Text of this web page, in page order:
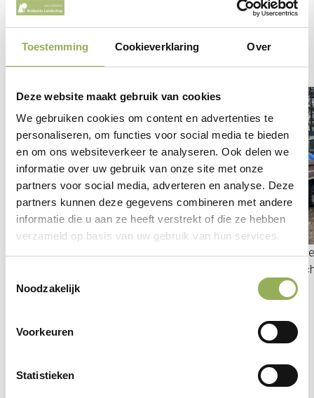
Toestemming Cookieverklaring Over
Deze website maakt gebruik van cookies
We gebruiken cookies om content en advertenties te
personaliseren, om functies voor social media te bieden
en om ons websiteverkeer te analyseren. Ook delen we
informatie over uw gebruik van onze site met onze
partners voor social media, adverteren en analyse. Deze
partners kunnen deze gegevens combineren met andere
informatie die u aan ze heeft verstrekt of die ze hebben
verzameld op basis van uw gebruik van hun services.
Noodzakelijk
Voorkeuren
Statistieken
Sfeerimpressie
Het plantgoed inladen om in heel Brabant
Klaar om weer
Brabants